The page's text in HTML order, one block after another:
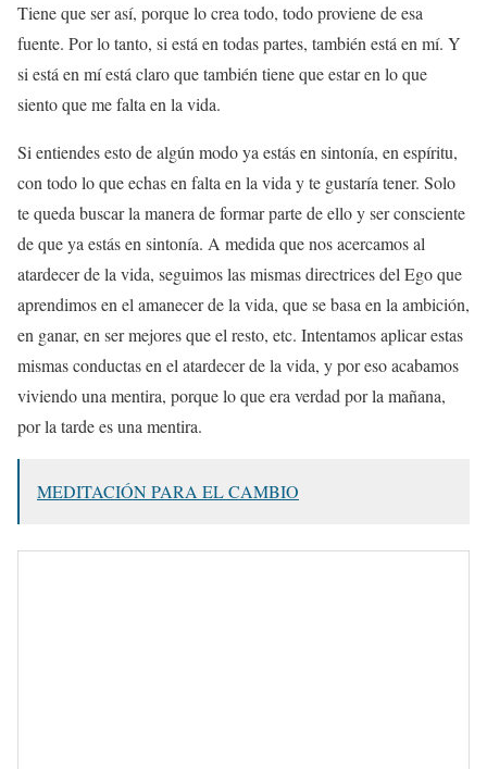
Tiene que ser así, porque lo crea todo, todo proviene de esa
fuente. Por lo tanto, si está en todas partes, también está en mí. Y
si está en mí está claro que también tiene que estar en lo que
siento que me falta en la vida.
Si entiendes esto de algún modo ya estás en sintonía, en espíritu,
con todo lo que echas en falta en la vida y te gustaría tener. Solo
te queda buscar la manera de formar parte de ello y ser consciente
de que ya estás en sintonía. A medida que nos acercamos al
atardecer de la vida, seguimos las mismas directrices del Ego que
aprendimos en el amanecer de la vida, que se basa en la ambición,
en ganar, en ser mejores que el resto, etc. Intentamos aplicar estas
mismas conductas en el atardecer de la vida, y por eso acabamos
viviendo una mentira, porque lo que era verdad por la mañana,
por la tarde es una mentira.
MEDITACIÓN PARA EL CAMBIO